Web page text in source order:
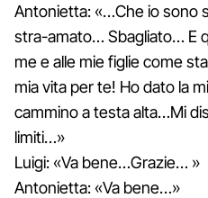
Antonietta: «…Che io sono
stra-amato… Sbagliato… E
me e alle mie figlie come
mia vita per te! Ho dato la
cammino a testa alta…Mi
limiti…»
Luigi: «Va bene…Grazie… »
Antonietta: «Va bene…»